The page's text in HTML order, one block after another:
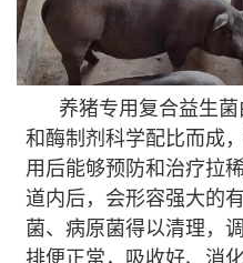
养猪专用复合益生
和酶制剂科学配比而成
用后能够预防和治疗拉
道内后，会形容强大的
菌、病原菌得以清理，
排便正常，吸收好、消